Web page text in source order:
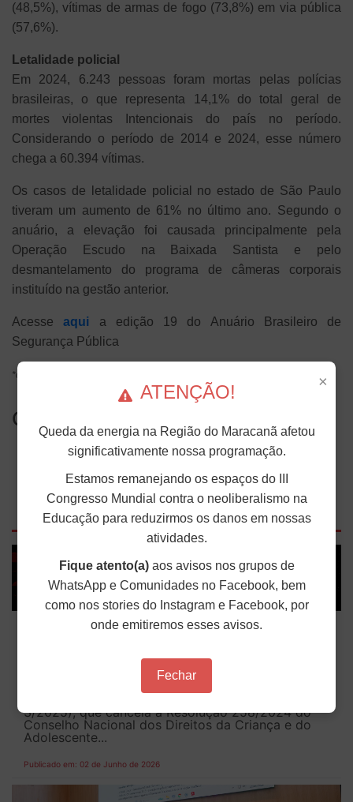
(48,5%), vítimas de armas de fogo (73,8%) em via pública
(57,6%).
Letalidade policial
Em 2024, 6.243 pessoas foram mortas pelas polícias
brasileiras, o que representa 14,1% do total geral de
mortes violentas Intencionais do país no período.
Considerando o período de 2014 e 2024, esse número
chega a 60.394 vítimas.
Os casos de letalidade policial no estado de São Paulo
tiveram um aumento de 61% no último ano. Segundo o
anuário, a elevação foi causada principalmente pela
Operação Escudo na Baixada Santista e pelo
desmantelamento do programa de câmeras corporais
instituído na gestão anterior.
Acesseaqui a edição 19 do Anuário Brasileiro de
Segurança Pública
*com informações da Agência Brasil. Infográficos do FBSP
Compartilhe...
Outras Notícias
Em votação relâmpago, Senado aprova
Em votação relâmpago e esvaziada, o Senado
Federal aprovou em dois minutos, nesta terça-feira
3/2025), que cancela a Resolução 258/2024 do
Conselho Nacional dos Direitos da Criança e do
Adolescente...
Publicado em: 02 de Junho de 2026
×
ATENÇÃO!
Queda da energia na Região do Maracanã afetou
significativamente nossa programação.
Estamos remanejando os espaços do III
Congresso Mundial contra o neoliberalismo na
Educação para reduzirmos os danos em nossas
atividades.
Fique atento(a)aos avisos nos grupos de
WhatsApp e Comunidades no Facebook, bem
como nos stories do Instagram e Facebook, por
onde emitiremos esses avisos.
Fechar